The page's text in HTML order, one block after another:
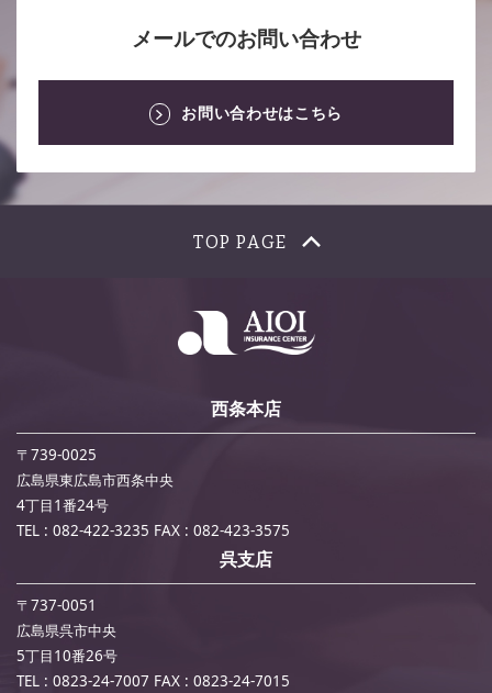
メールでのお問い合わせ
お問い合わせはこちら
TOP PAGE
西条本店
〒739-0025
広島県東広島市西条中央
4丁目1番24号
TEL : 082-422-3235 FAX : 082-423-3575
呉支店
〒737-0051
広島県呉市中央
5丁目10番26号
TEL : 0823-24-7007 FAX : 0823-24-7015